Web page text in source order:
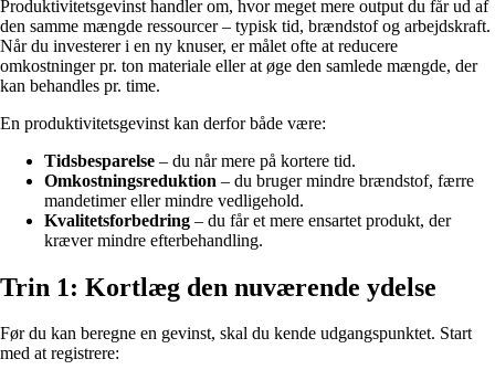
Produktivitetsgevinst handler om, hvor meget mere output du får ud af
den samme mængde ressourcer – typisk tid, brændstof og arbejdskraft.
Når du investerer i en ny knuser, er målet ofte at reducere
omkostninger pr. ton materiale eller at øge den samlede mængde, der
kan behandles pr. time.
En produktivitetsgevinst kan derfor både være:
Tidsbesparelse – du når mere på kortere tid.
Omkostningsreduktion – du bruger mindre brændstof, færre
mandetimer eller mindre vedligehold.
Kvalitetsforbedring – du får et mere ensartet produkt, der
kræver mindre efterbehandling.
Trin 1: Kortlæg den nuværende ydelse
Før du kan beregne en gevinst, skal du kende udgangspunktet. Start
med at registrere: